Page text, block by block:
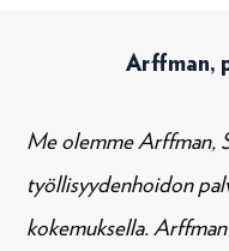
Arffman,
Me olemme Arffman,
työllisyydenhoidon
kokemuksella.